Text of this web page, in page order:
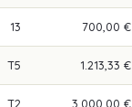
13 700,00 €
T5 1.213,33 €
T2 3.000,00 €